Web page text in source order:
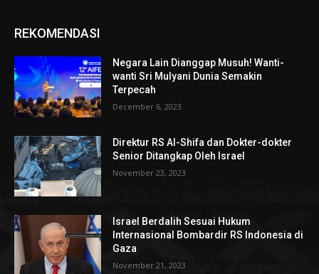
REKOMENDASI
Negara Lain Dianggap Musuh! Wanti-
wanti Sri Mulyani Dunia Semakin
Terpecah
December 6, 2023
Direktur RS Al-Shifa dan Dokter-dokter
Senior Ditangkap Oleh Israel
November 23, 2023
Israel Berdalih Sesuai Hukum
Internasional Bombardir RS Indonesia di
Gaza
November 21, 2023